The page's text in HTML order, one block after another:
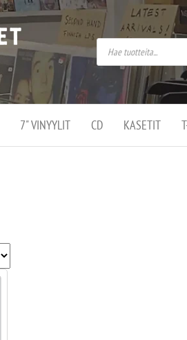
Stupido
Market –
verkossa
ja
kivijalassa
Stupido Market on
vaihtoehtomusaan
erikoistunut
verkko- sekä
kivijalkakauppa
Helsingissä
Kallion
7" VINYYLIT CD KASETIT